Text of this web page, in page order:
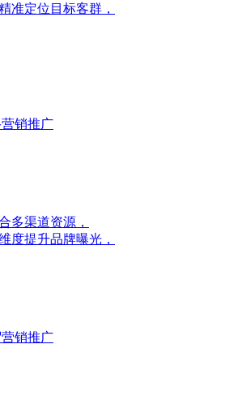
准定位目标客群，
多渠道资源，
度提升品牌曝光，